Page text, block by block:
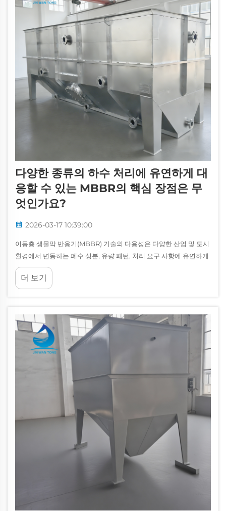
다양한 종류의 하수 처리에 유연하게 대
응할 수 있는 MBBR의 핵심 장점은 무
엇인가요?
2026-03-17 10:39:00
이동층 생물막 반응기(MBBR) 기술의 다용성은 다양한 산업 및 도시
환경에서 변동하는 폐수 성분, 유량 패턴, 처리 요구 사항에 유연하게
대응할 수 있는 고유한 능력에서 비롯됩니다. 전통적인 활성슬러지
공정과 달리...
더 보기